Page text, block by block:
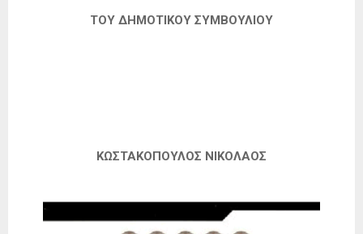
ΤΟΥ ΔΗΜΟΤΙΚΟΥ ΣΥΜΒΟΥΛΙΟΥ
ΚΩΣΤΑΚΟΠΟΥΛΟΣ ΝΙΚΟΛΑΟΣ